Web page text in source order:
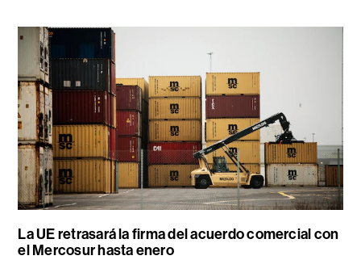
La UE retrasará la firma del acuerdo comercial con
el Mercosur hasta enero